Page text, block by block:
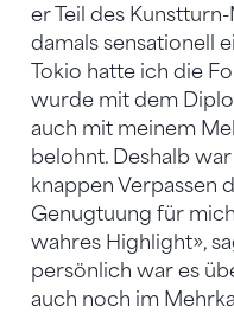
er Teil des
damals sensationell
Tokio hatte ich die
wurde mit dem
auch mit meinem
belohnt. Deshalb
knappen Verpassen
Genugtuung für
wahres Highlight»,
persönlich war es
auch noch im